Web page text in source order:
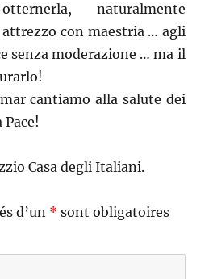
naturalmente
con maestria … agli
senza moderazione … ma il
cantiamo alla salute dei
Casa degli Italiani.
d’un * sont obligatoires